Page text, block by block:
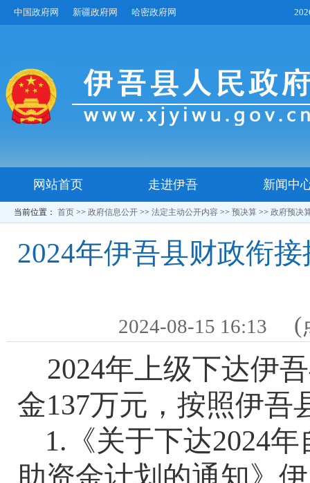
中国政府网 新疆政府网 哈密政府网
网站首页 走进伊吾 新闻中
当前位置： 首页 >> 政府信息公开 >> 法定主动公开内容 >> 预决算 >> 政府预决
2024年伊吾县财政衔
2024-08-15 16:13 (
2024年上级下达伊
金137万元 ， 按照伊吾
1. 《关于下达2024